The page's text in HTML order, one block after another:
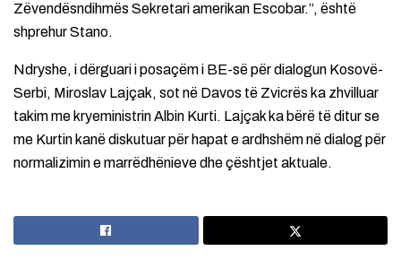
Zëvendësndihmës Sekretari amerikan Escobar.”, është
shprehur Stano.
Ndryshe, i dërguari i posaçëm i BE-së për dialogun Kosovë-
Serbi, Miroslav Lajçak, sot në Davos të Zvicrës ka zhvilluar
takim me kryeministrin Albin Kurti. Lajçak ka bërë të ditur se
me Kurtin kanë diskutuar për hapat e ardhshëm në dialog për
normalizimin e marrëdhënieve dhe çështjet aktuale.